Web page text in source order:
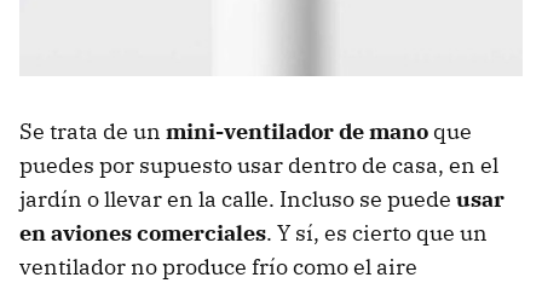
Se trata de un mini-ventilador de mano que
puedes por supuesto usar dentro de casa, en el
jardín o llevar en la calle. Incluso se puede usar
en aviones comerciales. Y sí, es cierto que un
ventilador no produce frío como el aire